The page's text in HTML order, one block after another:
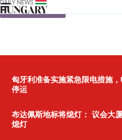
Skip to content
匈牙利准备实施紧急限电措施
停运
布达佩斯地标将熄灯： 议会大
熄灯